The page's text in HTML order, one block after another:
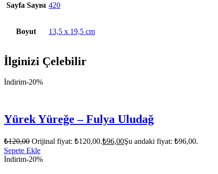
Sayfa Sayısı 420
Boyut 13,5 x 19,5 cm
İlginizi Çelebilir
İndirim-20%
Yürek Yüreğe – Fulya Uludağ
₺120,00 Orijinal fiyat: ₺120,00.₺96,00Şu andaki fiyat: ₺96,00.
Sepete Ekle
İndirim-20%